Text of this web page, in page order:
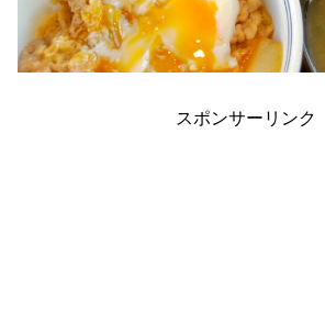
スポンサーリンク